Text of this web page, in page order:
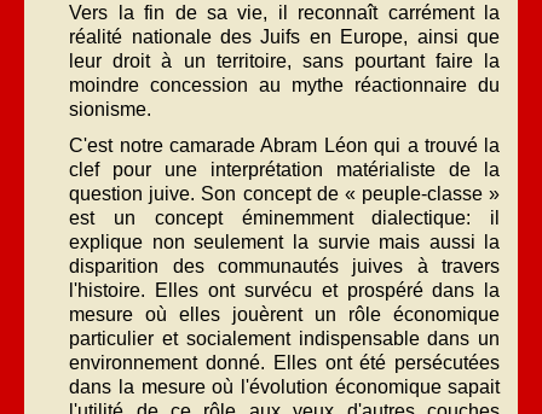
Vers la fin de sa vie, il reconnaît carrément la
réalité nationale des Juifs en Europe, ainsi que
leur droit à un territoire, sans pourtant faire la
moindre concession au mythe réactionnaire du
sionisme.
C'est notre camarade Abram Léon qui a trouvé la
clef pour une interprétation matérialiste de la
question juive. Son concept de « peuple-classe »
est un concept éminemment dialectique: il
explique non seulement la survie mais aussi la
disparition des communautés juives à travers
l'histoire. Elles ont survécu et prospéré dans la
mesure où elles jouèrent un rôle économique
particulier et socialement indispensable dans un
environnement donné. Elles ont été persécutées
dans la mesure où l'évolution économique sapait